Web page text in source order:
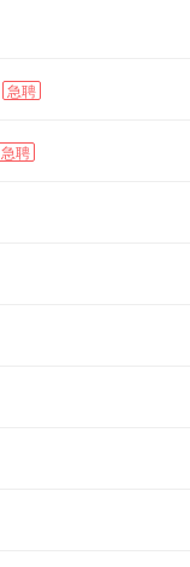
急聘
急聘